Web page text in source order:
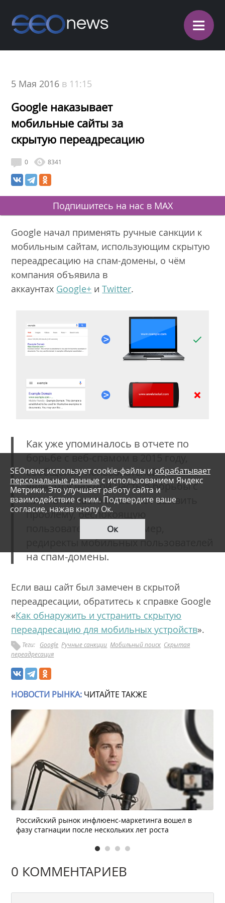
≡
5 Мая 2016 в 11:15
Google наказывает
мобильные сайты за
скрытую переадресацию
0 8341
Подпишитесь на нас в MAX
Google начал применять ручные санкции к
мобильным сайтам, использующим скрытую
переадресацию на спам-домены, о чём
компания объявила в
аккаунтах Google+ иTwitter.
Как уже упоминалось в отчете по
сообщения пользователей о спаме
являются важной частью борьбы с
ним. Они часто помогают выявить
проблему, беспокоящую
пользователей, – например,
редиректы мобильных пользователей
на спам-домены.
Если ваш сайт был замечен в скрытой
переадресации, обратитесь к справке Google
«Как обнаружить и устранить скрытую
переадресацию для мобильных устройств».
Теги: Google Ручные санкции Мобильный поиск Скрытая
переадресация
SEOnews использует cookie-файлы и обрабатывает
персональные данные с использованием Яндекс
Метрики. Это улучшает работу сайта и
взаимодействие с ним. Подтвердите ваше
согласие, нажав кнопу Ок.
Ок
НОВОСТИ РЫНКА: ЧИТАЙТЕ ТАКЖЕ
Российский рынок инфлюенс-маркетинга вошел в
фазу стагнации после нескольких лет роста
0 КОММЕНТАРИЕВ